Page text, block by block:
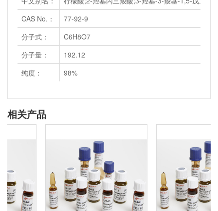
CAS No.：
77-92-9
分子式：
C6H8O7
分子量：
192.12
纯度：
98%
相关产品